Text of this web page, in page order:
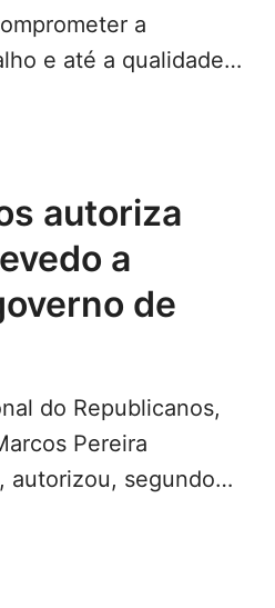
a
e até a qualidade
a
de
do Republicanos,
Pereira
autorizou, segundo